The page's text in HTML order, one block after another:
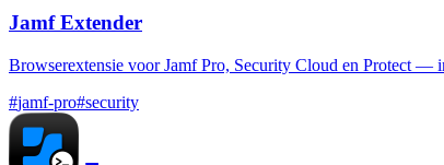
Jamf Extender
Browserextensie voor Jamf Pro, Security Cloud en Protect —
#jamf-pro#security